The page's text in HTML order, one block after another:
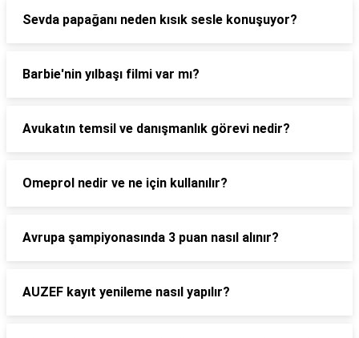
Sevda papağanı neden kısık sesle konuşuyor?
Barbie'nin yılbaşı filmi var mı?
Avukatın temsil ve danışmanlık görevi nedir?
Omeprol nedir ve ne için kullanılır?
Avrupa şampiyonasında 3 puan nasıl alınır?
AUZEF kayıt yenileme nasıl yapılır?